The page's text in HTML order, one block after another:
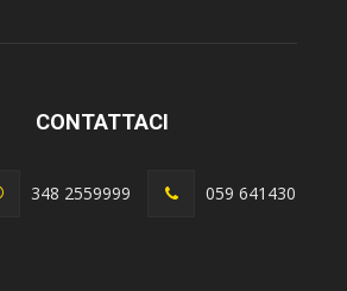
CONTATTACI
348 2559999 059 641430